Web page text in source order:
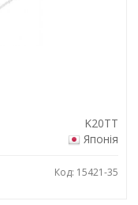
K20TT
Японія
Код: 15421-35